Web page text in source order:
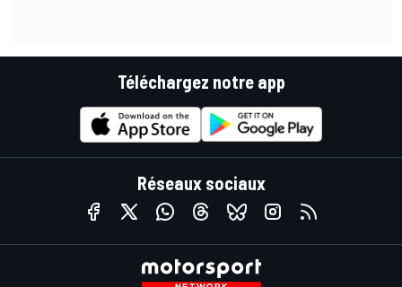
Téléchargez notre app
Réseaux sociaux